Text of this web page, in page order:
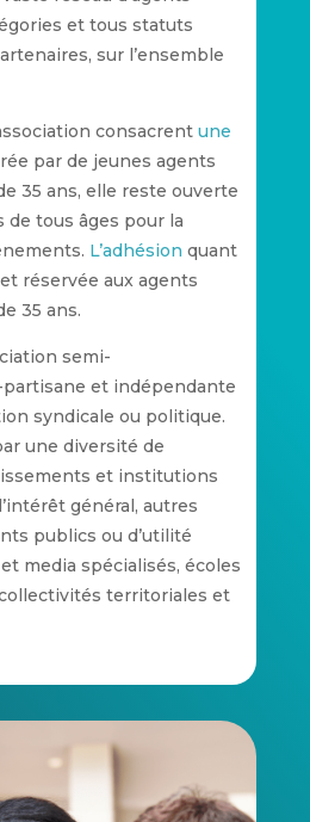
et tous statuts
sur l’ensemble
consacrent une
par de jeunes agents
35 ans, elle reste ouverte
de tous âges pour la
L’adhésion quant
réservée aux agents
35 ans.
semi-
et indépendante
syndicale ou politique.
une diversité de
et institutions
général, autres
publics ou d’utilité
media spécialisés, écoles
territoriales et